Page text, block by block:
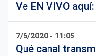
Ve EN VIVO
7/6/2020 - 11:05
Qué canal